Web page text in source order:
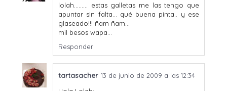
lolah......... estas galletas me las tengo que
apuntar sin falta... qué buena pinta.. y ese
glaseado!!! ñam ñam...
mil besos wapa...
Responder
tartasacher 13 de junio de 2009 a las 12:34